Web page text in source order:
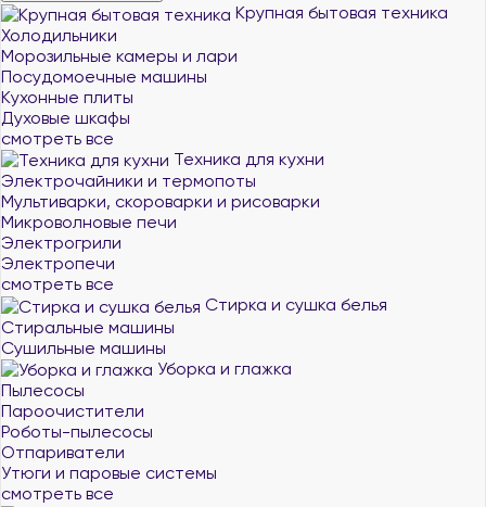
Крупная бытовая техника
Холодильники
Морозильные камеры и лари
Посудомоечные машины
Кухонные плиты
Духовые шкафы
смотреть все
Техника для кухни
Электрочайники и термопоты
Мультиварки, скороварки и рисоварки
Микроволновые печи
Электрогрили
Электропечи
смотреть все
Стирка и сушка белья
Стиральные машины
Сушильные машины
Уборка и глажка
Пылесосы
Пароочистители
Роботы-пылесосы
Отпариватели
Утюги и паровые системы
смотреть все